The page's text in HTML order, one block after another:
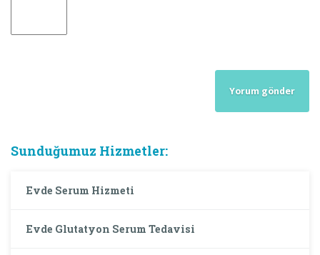
Sunduğumuz Hizmetler:
Evde Serum Hizmeti
Evde Glutatyon Serum Tedavisi